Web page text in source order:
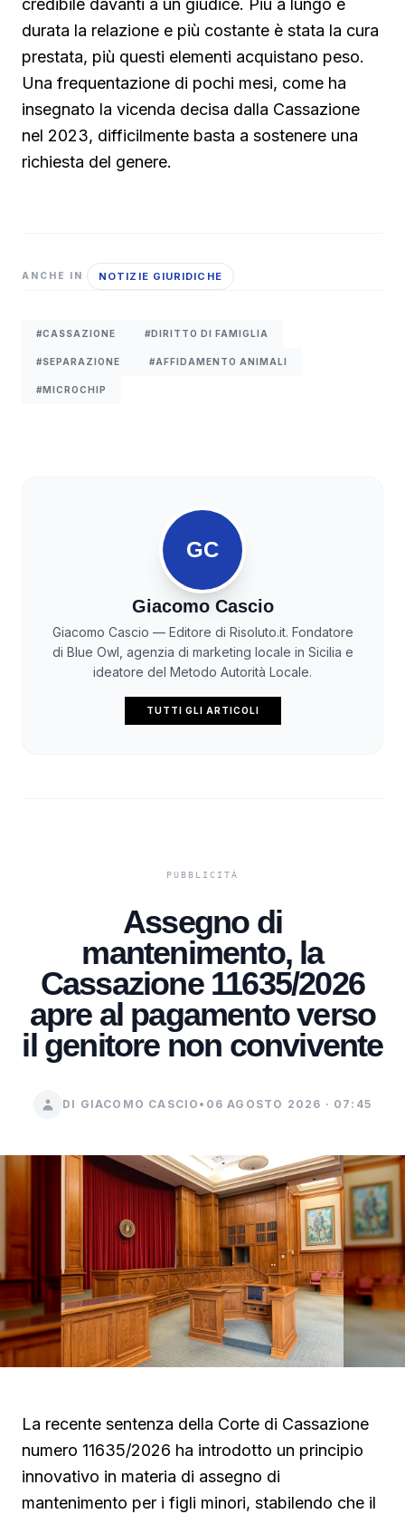
credibile davanti a un giudice. Più a lungo è
durata la relazione e più costante è stata la cura
prestata, più questi elementi acquistano peso.
Una frequentazione di pochi mesi, come ha
insegnato la vicenda decisa dalla Cassazione
nel 2023, difficilmente basta a sostenere una
richiesta del genere.
ANCHE IN NOTIZIE GIURIDICHE
#CASSAZIONE #DIRITTO DI FAMIGLIA
#SEPARAZIONE #AFFIDAMENTO ANIMALI
#MICROCHIP
GC
Giacomo Cascio
Giacomo Cascio — Editore di Risoluto.it. Fondatore
di Blue Owl, agenzia di marketing locale in Sicilia e
ideatore del Metodo Autorità Locale.
TUTTI GLI ARTICOLI
Assegno di
mantenimento, la
Cassazione 11635/2026
apre al pagamento verso
il genitore non convivente
DI GIACOMO CASCIO • 06 AGOSTO 2026 · 07:45
La recente sentenza della Corte di Cassazione
numero 11635/2026 ha introdotto un principio
innovativo in materia di assegno di
mantenimento per i figli minori, stabilendo che il